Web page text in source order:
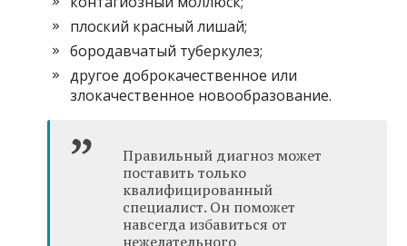
плоский красный лишай;
бородавчатый туберкулез;
другое доброкачественное или
злокачественное новообразование.
Правильный диагноз может
поставить только
квалифицированный
специалист. Он поможет
навсегда избавиться от
нежелательного